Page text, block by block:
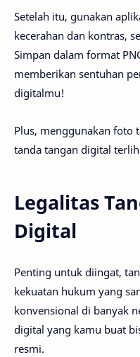
Setelah itu, gunakan
kecerahan dan kontras,
Simpan dalam format
memberikan sentuhan
digitalmu!
Plus, menggunakan foto
tanda tangan digital
Legalitas
Digital
Penting untuk diingat,
kekuatan hukum yang
konvensional di banyak
digital yang kamu buat
resmi.